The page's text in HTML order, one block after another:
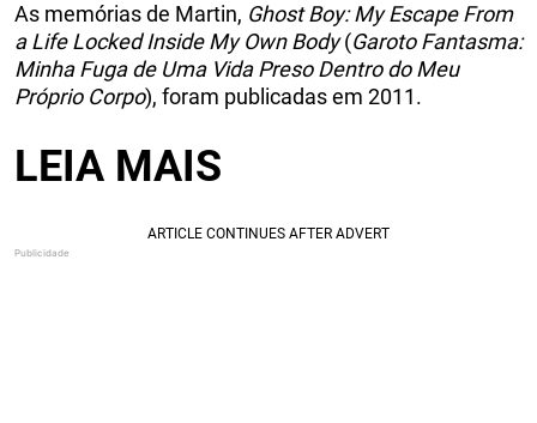
As memórias de Martin, Ghost Boy: My Escape From
a Life Locked Inside My Own Body(Garoto Fantasma:
Minha Fuga de Uma Vida Preso Dentro do Meu
Próprio Corpo), foram publicadas em 2011.
LEIA MAIS